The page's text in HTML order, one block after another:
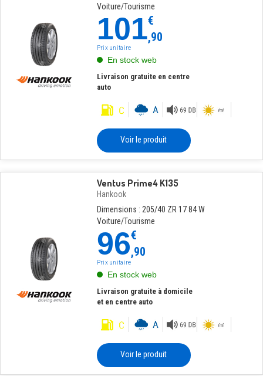
Voiture/Tourisme
101€
,90
Prix unitaire
En stock web
Livraison gratuite en centre
auto
Voir le produit
Ventus Prime4 K135
Hankook
Dimensions : 205/40 ZR 17 84 W
Voiture/Tourisme
96€
,90
Prix unitaire
En stock web
Livraison gratuite à domicile
et en centre auto
Voir le produit